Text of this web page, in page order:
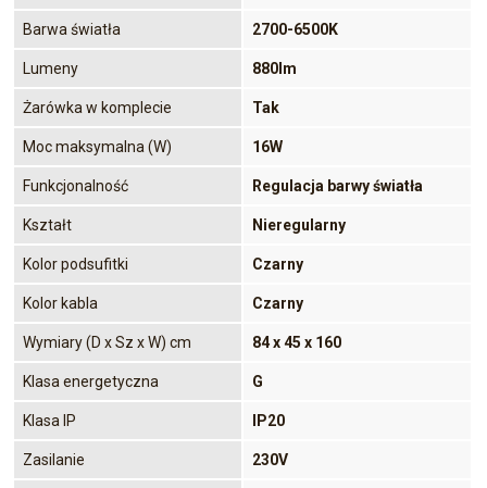
Barwa światła 2700-6500K
Lumeny 880lm
Żarówka w komplecie Tak
Moc maksymalna (W) 16W
Funkcjonalność Regulacja barwy światła
Kształt Nieregularny
Kolor podsufitki Czarny
Kolor kabla Czarny
Wymiary (D x Sz x W) cm 84 x 45 x 160
Klasa energetyczna G
Klasa IP IP20
Zasilanie 230V